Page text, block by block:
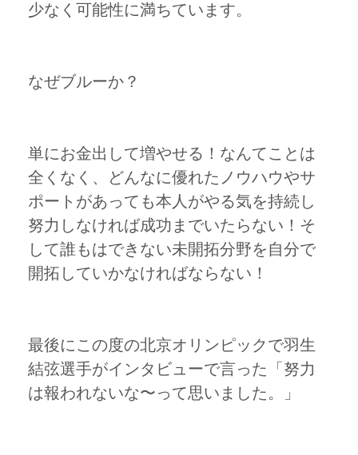
少なく可能性に満ちています。
なぜブルーか？
単にお金出して増やせる！なんてことは
全くなく、どんなに優れたノウハウやサ
ポートがあっても本人がやる気を持続し
努力しなければ成功までいたらない！そ
して誰もはできない未開拓分野を自分で
開拓していかなければならない！
最後にこの度の北京オリンピックで羽生
結弦選手がインタビューで言った「努力
は報われないな〜って思いました。」